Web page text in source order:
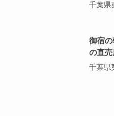
千葉県
御宿
の直売
千葉県